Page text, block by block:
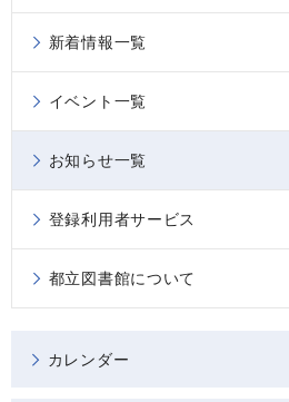
新着情報一覧
イベント一覧
お知らせ一覧
登録利用者サービス
都立図書館について
カレンダー